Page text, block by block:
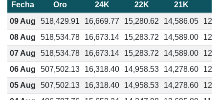
Fecha
Oro
24K
22K
21K
09 Aug
518,429.91 16,669.77 15,280.62 14,586.05
08 Aug
518,534.78 16,673.14 15,283.72 14,589.00
07 Aug
518,534.78 16,673.14 15,283.72 14,589.00
06 Aug
507,502.13 16,318.40 14,958.53 14,278.60
05 Aug
507,502.13 16,318.40 14,958.53 14,278.60